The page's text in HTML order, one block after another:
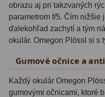
Lišty8
Protizávažia3
Iné27
Zrkadielka a hranoly61
Diagonálne zrkadielka36
obrazu aj pri takzvaných
parametrom f/5. Čím nižšie
ďalekohľad zachytí a tým
okulár. Omegon Plössl si s
Gumové očnice a
Každý okulár Omegon
gumovými očnicami, ktoré